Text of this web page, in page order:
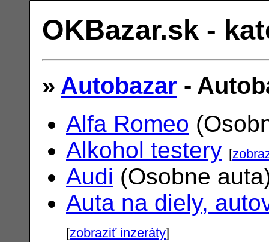
OKBazar.sk -
» Autobazar -
Alfa Romeo
Alkohol testery [
Audi (Osobne
Auta na diely,
[zobraziť inzeráty]